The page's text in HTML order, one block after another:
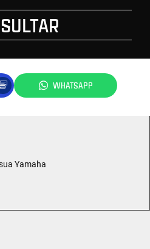
WHATSAPP
Yamaha